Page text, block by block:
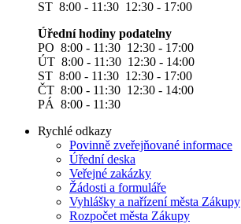
ST 8:00 - 11:30 12:30 - 17:00
Úřední hodiny podatelny
PO 8:00 - 11:30 12:30 - 17:00
ÚT 8:00 - 11:30 12:30 - 14:00
ST 8:00 - 11:30 12:30 - 17:00
ČT 8:00 - 11:30 12:30 - 14:00
PÁ 8:00 - 11:30
Rychlé odkazy
Povinně zveřejňované informace
Úřední deska
Veřejné zakázky
Žádosti a formuláře
Vyhlášky a nařízení města Zákupy
Rozpočet města Zákupy